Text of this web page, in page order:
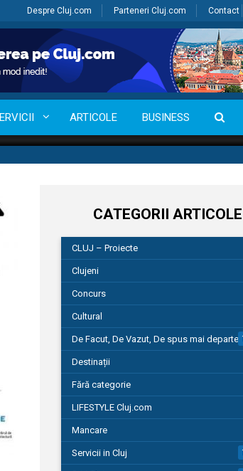
Despre Cluj.com Parteneri Cluj.com Contact
ARTICOLE BUSINESS
CATEGORII ARTICOLE
CLUJ – Proiecte
Clujeni
Concurs
Cultural
De Facut, De Vazut, De spus mai
Destinații
Fără categorie
LIFESTYLE Cluj.com
Mancare
Servicii in Cluj